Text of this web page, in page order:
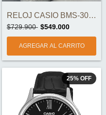
RELOJ CASIO BMS-300L-1AVDF ORIGINAL
$729.900 $549.000
25% OFF